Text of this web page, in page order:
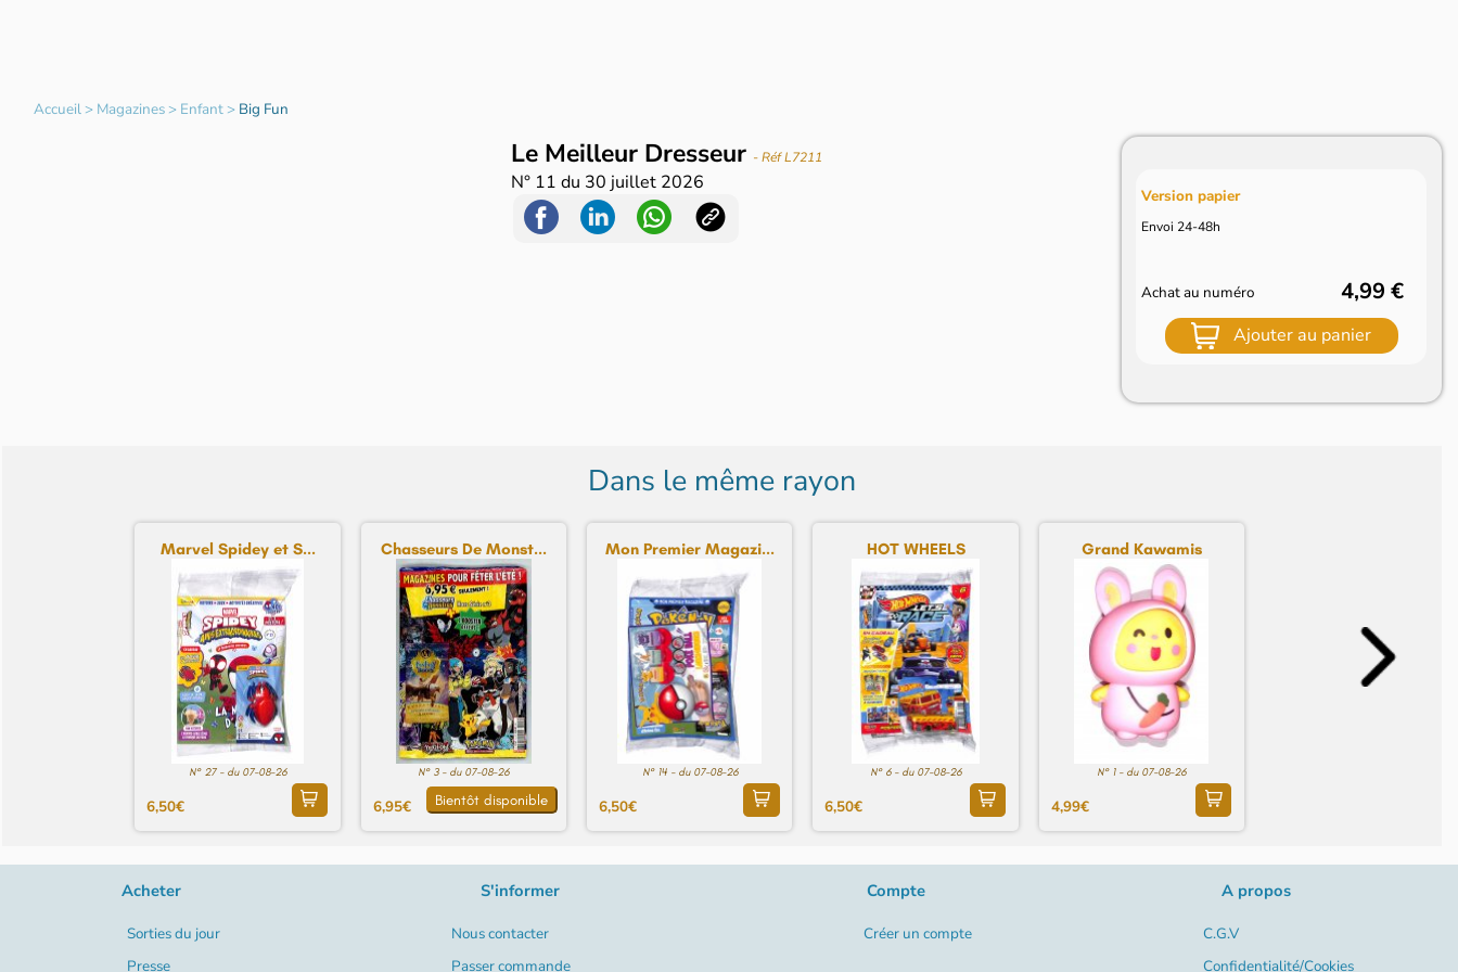
Accueil> Magazines> Enfant> Big Fun
Le Meilleur Dresseur - Réf L7211
N° 11 du 30 juillet 2026
Version papier
Envoi 24-48h
Achat au numéro 4,99 €
Ajouter au panier
Dans le même rayon
Marvel Spidey et S...
N° 27 - du 07-08-26
6,50€
Chasseurs De Monst...
N° 3 - du 07-08-26
6,95€ Bientôt disponible
Mon Premier Magazi...
N° 14 - du 07-08-26
6,50€
HOT WHEELS
N° 6 - du 07-08-26
6,50€
Grand Kawamis
N° 1 - du 07-08-26
4,99€
Acheter
Sorties du jour
Presse
S'informer
Nous contacter
Passer commande
Compte
Créer un compte
A propos
C.G.V
Confidentialité/Cookies